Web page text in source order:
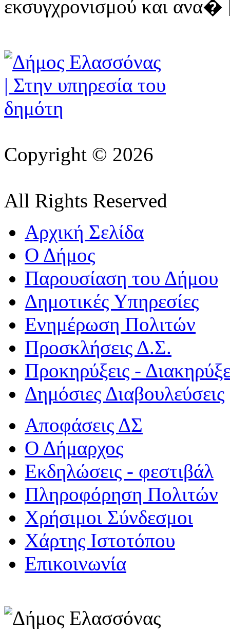
εκσυγχρονισμού και
Copyright © 2026
All Rights Reserved
Αρχική Σελίδα
Ο Δήμος
Παρουσίαση του Δήμου
Δημοτικές Υπηρεσίες
Ενημέρωση Πολιτών
Προσκλήσεις Δ.Σ.
Προκηρύξεις -
Δημόσιες Διαβουλεύσεις
Αποφάσεις ΔΣ
Ο Δήμαρχος
Εκδηλώσεις - φεστιβάλ
Πληροφόρηση Πολιτών
Χρήσιμοι Σύνδεσμοι
Χάρτης Ιστοτόπου
Επικοινωνία